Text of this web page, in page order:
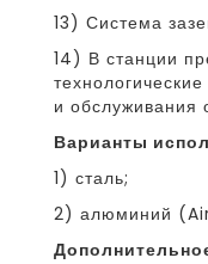
13) Система
14) В станции
и обслуживания
Варианты
1) сталь;
2) алюминий